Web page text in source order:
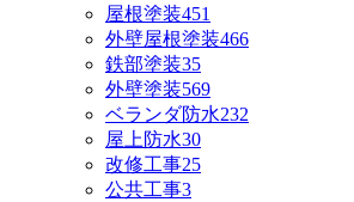
屋根塗装451
外壁屋根塗装466
鉄部塗装35
外壁塗装569
ベランダ防水232
屋上防水30
改修工事25
公共工事3